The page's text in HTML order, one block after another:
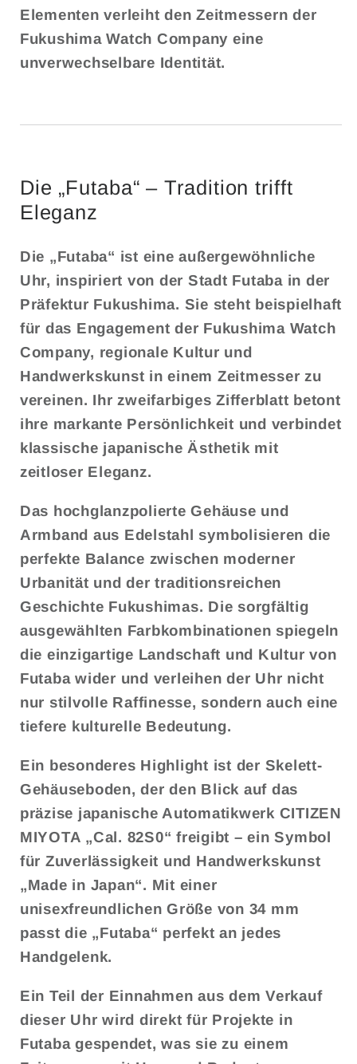
Elementen verleiht den Zeitmessern der
Fukushima Watch Company eine
unverwechselbare Identität.
Die „Futaba“ – Tradition trifft
Eleganz
Die „Futaba“ ist eine außergewöhnliche
Uhr, inspiriert von der Stadt Futaba in der
Präfektur Fukushima. Sie steht beispielhaft
für das Engagement der Fukushima Watch
Company, regionale Kultur und
Handwerkskunst in einem Zeitmesser zu
vereinen. Ihr zweifarbiges Zifferblatt betont
ihre markante Persönlichkeit und verbindet
klassische japanische Ästhetik mit
zeitloser Eleganz.
Das hochglanzpolierte Gehäuse und
Armband aus Edelstahl symbolisieren die
perfekte Balance zwischen moderner
Urbanität und der traditionsreichen
Geschichte Fukushimas. Die sorgfältig
ausgewählten Farbkombinationen spiegeln
die einzigartige Landschaft und Kultur von
Futaba wider und verleihen der Uhr nicht
nur stilvolle Raffinesse, sondern auch eine
tiefere kulturelle Bedeutung.
Ein besonderes Highlight ist der Skelett-
Gehäuseboden, der den Blick auf das
präzise japanische Automatikwerk CITIZEN
MIYOTA „Cal. 82S0“ freigibt – ein Symbol
für Zuverlässigkeit und Handwerkskunst
„Made in Japan“. Mit einer
unisexfreundlichen Größe von 34 mm
passt die „Futaba“ perfekt an jedes
Handgelenk.
Ein Teil der Einnahmen aus dem Verkauf
dieser Uhr wird direkt für Projekte in
Futaba gespendet, was sie zu einem